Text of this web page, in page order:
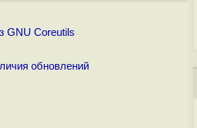
GNU Coreutils
обновлений